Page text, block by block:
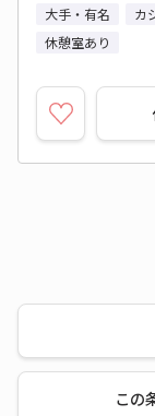
大手・有名 カ
休憩室あり
この